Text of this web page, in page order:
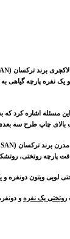
برند ترکسان (
نفره پارچه گیاهی
این مسئله اشاره
بالای چاپ طرح سه
مدرن برند ترکسان (
پارچه روتختی،
لویی ویتون دونفره و
روتختی یک نفره و